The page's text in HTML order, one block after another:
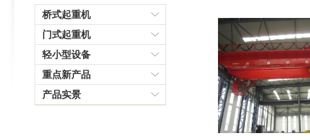
桥式起重机
门式起重机
轻小型设备
重点新产品
产品实景